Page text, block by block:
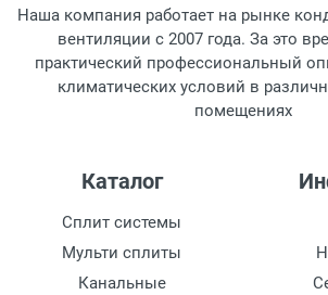
Минимальная температура при
-15 °C
Диаметр газовой трубы (дюймы)
Максимальная длина трасс
100 м
Максимальный перепад высот
внутренними блоками
Наша компания работает на рынке
вентиляции с 2007 года. За это
практический профессиональный
климатических условий в
помещениях
Каталог
Сплит системы
Мульти сплиты
Канальные